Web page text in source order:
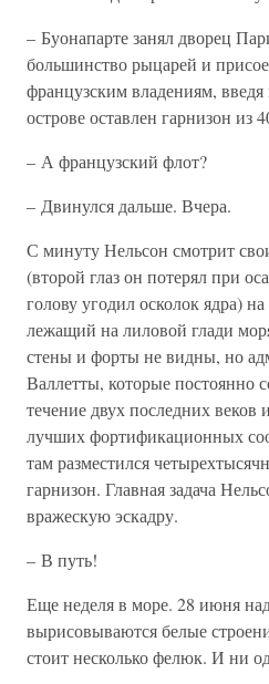
– Буонапарте занял дворец
большинство рыцарей и
французским владениям,
острове оставлен гарнизон из
– А французский флот?
– Двинулся дальше. Вчера.
С минуту Нельсон смотрит
(второй глаз он потерял при
голову угодил осколок ядра)
лежащий на лиловой глади
стены и форты не видны, но
Валлетты, которые постоянно
течение двух последних веков
лучших фортификационных
там разместился
гарнизон. Главная задача
вражескую эскадру.
– В путь!
Еще неделя в море. 28 июня
вырисовываются белые
стоит несколько фелюк. И ни